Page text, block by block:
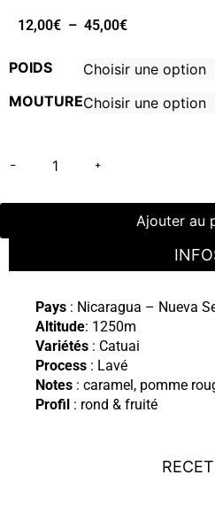
12,00€ – 45,00€
POIDS
MOUTURE
Ajouter au
Pays : Nicaragua – Nueva
Altitude: 1250m
Variétés : Catuai
Process : Lavé
Notes : caramel, pomme
Profil : rond & fruité